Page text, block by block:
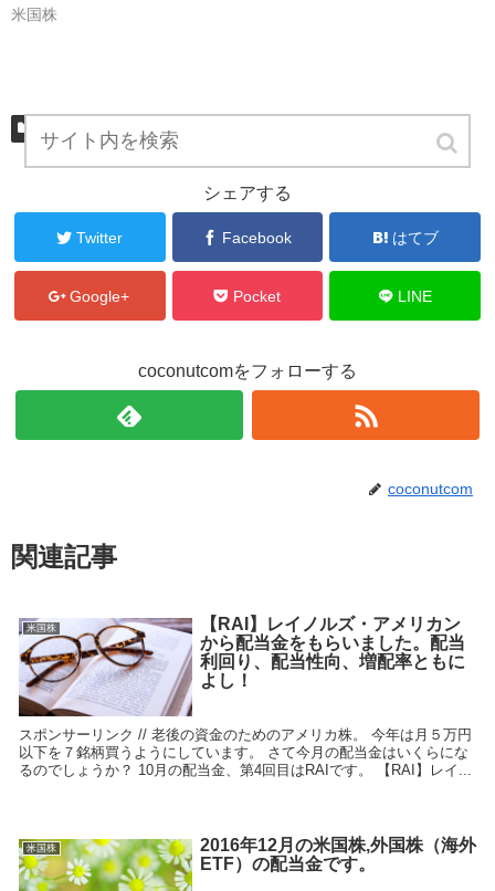
ン
ド
) ィ
ン
ド
で
ま
)
米国株
アメリカ株、米国株、配当
シェアする
Twitter Facebook はてブ
Google+ Pocket LINE
coconutcomをフォローする
coconutcom
関連記事
米国株
【RAI】レイノルズ・アメリカン
から配当金をもらいました。配当
利回り、配当性向、増配率ともに
よし！
スポンサーリンク // 老後の資金のためのアメリカ株。 今年は月５万円
以下を７銘柄買うようにしています。 さて今月の配当金はいくらにな
るのでしょうか？ 10月の配当金、第4回目はRAIです。 【RAI】レイ...
米国株
2016年12月の米国株,外国株（海外
ETF）の配当金です。